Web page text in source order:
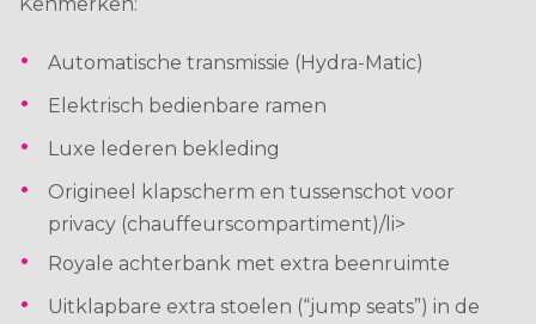
Automatische transmissie (Hydra-Matic)
Elektrisch bedienbare ramen
Luxe lederen bekleding
Origineel klapscherm en tussenschot voor
privacy (chauffeurscompartiment)/li>
Royale achterbank met extra beenruimte
Uitklapbare extra stoelen (“jump seats”) in de